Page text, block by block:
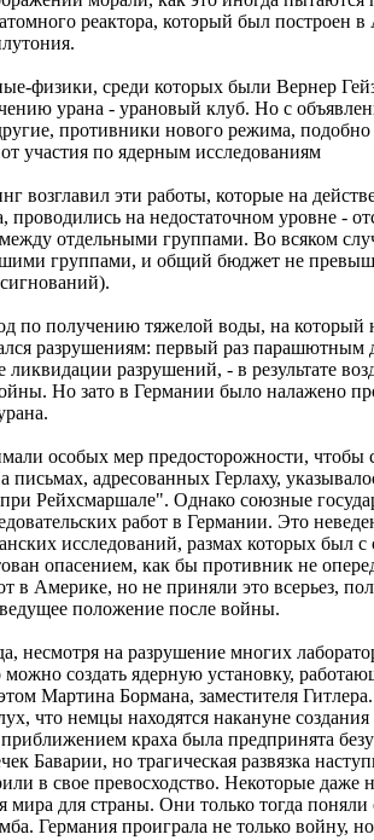
реактора, который был построен
физики, среди которых были Вернер
урана - урановый клуб. Но с
противники нового режима,
от участия по ядерным исследованиям
возглавил эти работы, которые на
проводились на недостаточном уровне -
отдельными группами. Во всяком
группами, и общий бюджет не
по получению тяжелой воды, на
разрушениям: первый раз парашютным
ликвидации разрушений, - в результате
Но зато в Германии было налажено
особых мер предосторожности, чтобы
письмах, адресованных Герлаху,
Рейхсмаршале". Однако союзные
работ в Германии. Это
исследований, размах которых был
опасением, как бы противник не
в Америке, но не приняли это всерьез,
ведущее положение после войны.
несмотря на разрушение многих
создать ядерную установку,
Мартина Бормана, заместителя
что немцы находятся накануне
приближением краха была предпринята
Баварии, но трагическая развязка
в свое превосходство. Некоторые даже
мира для страны. Они только тогда
Германия проиграла не только войну,